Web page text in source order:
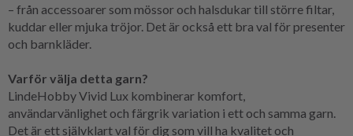
– från accessoarer som mössor och halsdukar till större filtar,
kuddar eller mjuka tröjor. Det är också ett bra val för presenter
och barnkläder.
Varför välja detta garn?
LindeHobby Vivid Lux kombinerar komfort,
användarvänlighet och färgrik variation i ett och samma garn.
Det är ett självklart val för dig som vill ha kvalitet och